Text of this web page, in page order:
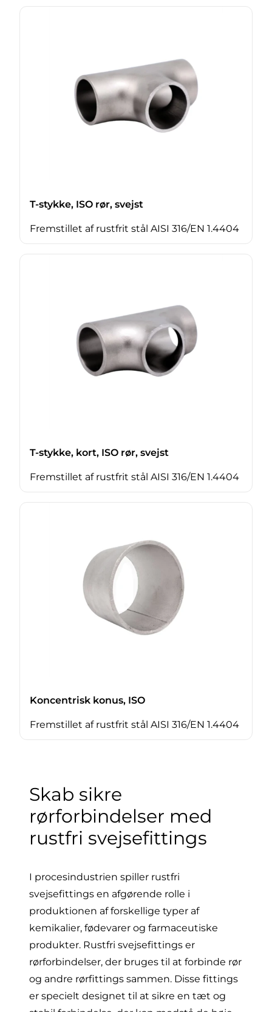
T-stykke, ISO rør, svejst
Fremstillet af rustfrit stål AISI 316/EN 1.4404
T-stykke, kort, ISO rør, svejst
Fremstillet af rustfrit stål AISI 316/EN 1.4404
Koncentrisk konus, ISO
Fremstillet af rustfrit stål AISI 316/EN 1.4404
Skab sikre
rørforbindelser med
rustfri svejsefittings
I procesindustrien spiller rustfri
svejsefittings en afgørende rolle i
produktionen af forskellige typer af
kemikalier, fødevarer og farmaceutiske
produkter. Rustfri svejsefittings er
rørforbindelser, der bruges til at forbinde rør
og andre rørfittings sammen. Disse fittings
er specielt designet til at sikre en tæt og